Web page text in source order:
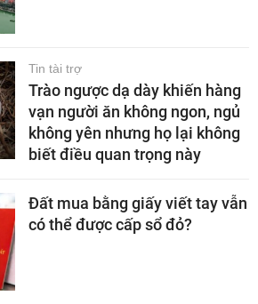
Tin tài trợ
Trào ngược dạ dày khiến hàng
vạn người ăn không ngon, ngủ
không yên nhưng họ lại không
biết điều quan trọng này
Đất mua bằng giấy viết tay vẫn
có thể được cấp sổ đỏ?